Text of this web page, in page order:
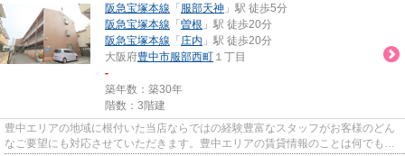
阪急宝塚本線 「 服部天神 」駅 徒歩5分
阪急宝塚本線 「 曽根 」駅 徒歩20分
阪急宝塚本線 「 庄内 」駅 徒歩20分
大阪府豊中市服部西町 １丁目
-
築年数：築30年
階数：3階建
豊中エリアの地域に根付いた当店ならではの経験豊富なスタッフがお客様のどん
なご要望にも対応させていただきます。豊中エリアの賃貸情報のことは何でもお